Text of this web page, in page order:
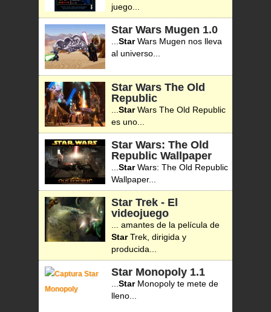
juego...
Star Wars Mugen 1.0
StarWars Mugen nos lleva
al universo...
Star Wars The Old
Republic
StarWars The Old Republic
es uno...
Star Wars: The Old
Republic Wallpaper
StarWars: The Old Republic
Wallpaper...
Star Trek - El
videojuego
... amantes de la película de
StarTrek, dirigida y
producida...
Star Monopoly 1.1
StarMonopoly te mete de
lleno...